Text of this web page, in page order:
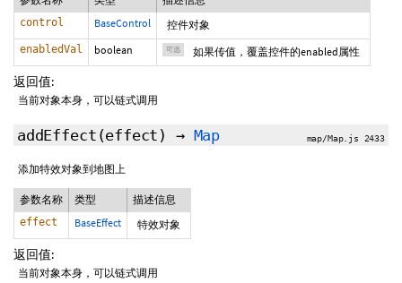
control BaseControl 控件对象
enabledVal boolean 可选 如果传值，覆盖控件的enabled属性
返回值:
当前对象本身，可以链式调用
addEffect (effect) → Map map/Map.js 2433
添加特效对象到地图上
参数名称 类型 描述信息
effect BaseEffect 特效对象
返回值:
当前对象本身，可以链式调用